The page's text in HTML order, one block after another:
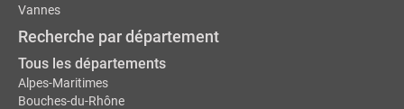
Vannes
Recherche par département
Tous les départements
Alpes-Maritimes
Bouches-du-Rhône